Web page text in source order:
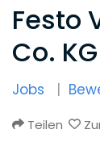
Festo
Co. KG
Jobs
Teilen